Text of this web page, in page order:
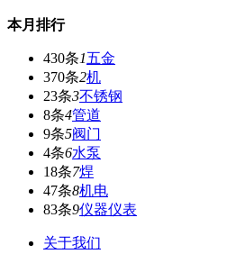
本月排行
430条1五金
370条2机
23条3不锈钢
8条4管道
9条5阀门
4条6水泵
18条7焊
47条8机电
83条9仪器仪表
关于我们